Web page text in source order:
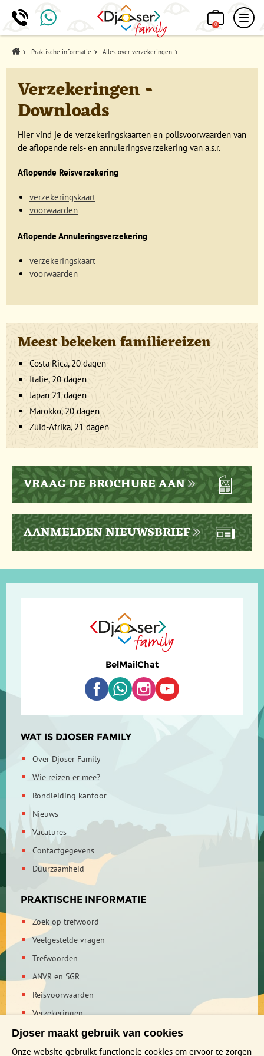
0
Home Praktische informatie Alles over verzekeringen
Verzekeringen -
Downloads
Hier vind je de verzekeringskaarten en polisvoorwaarden van
de aflopende reis- en annuleringsverzekering van a.s.r.
Aflopende Reisverzekering
verzekeringskaart
voorwaarden
Aflopende Annuleringsverzekering
verzekeringskaart
voorwaarden
Meest bekeken familiereizen
Costa Rica, 20 dagen
Italië, 20 dagen
Japan 21 dagen
Marokko, 20 dagen
Zuid-Afrika, 21 dagen
VRAAG DE BROCHURE AAN
AANMELDEN NIEUWSBRIEF
BelMailChat
WAT IS DJOSER FAMILY
Over Djoser Family
Wie reizen er mee?
Rondleiding kantoor
Nieuws
Vacatures
Contactgegevens
Duurzaamheid
PRAKTISCHE INFORMATIE
Zoek op trefwoord
Veelgestelde vragen
Trefwoorden
ANVR en SGR
Reisvoorwaarden
Verzekeringen
Reis en boek met Djoser zekerheid
Privacy verklaring
Djoser maakt gebruik van cookies
Onze website gebruikt functionele cookies om ervoor te zorgen